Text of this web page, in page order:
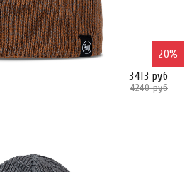
3413 руб
4240 руб
20%
КУПИТЬ В 1 КЛИК